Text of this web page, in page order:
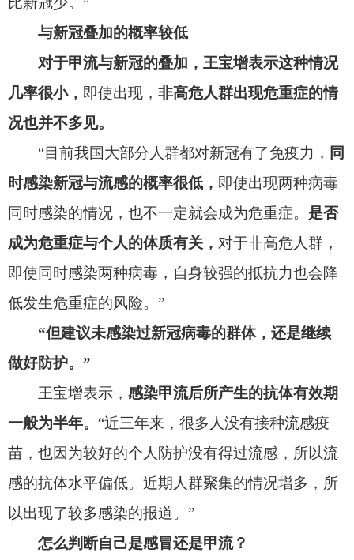
做好防护。”
王宝增表示，感染甲流后所产生的抗体有效期
一般为半年。
“近三年来，很多人没有接种流感疫
苗，也因为较好的个人防护没有得过流感，所以流
感的抗体水平偏低。近期人群聚集的情况增多，所
怎么判断自己是感冒还是甲流？
我们平常感染的普通感冒，指以打喷嚏、咽
痛、咳嗽、低热、头痛和不适为表现的一类疾病，
通常症状轻微而且多数能够自己恢复。然而流感一
般表现为
℃），伴畏寒、寒颤、头痛、肌肉、关节酸痛、
极度乏力、食欲减退等全身症状，常有咽痛、咳
嗽，可能有鼻塞、流涕、胸骨后不适、颜面潮红，
结膜轻度充血，也可能有呕吐、腹泻等症状。
身体出现哪些症状需怀疑是甲流？